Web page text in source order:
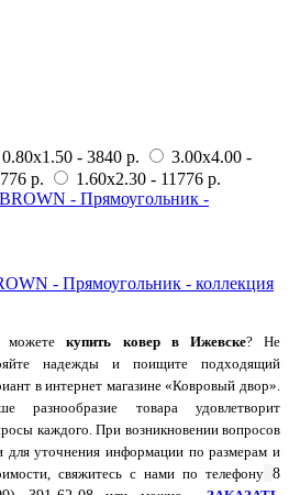
0.80x1.50 - 3840 р.
3.00x4.00 -
р. 1.60x2.30 - 11776 р.
- Прямоугольник - коллекция
можетекупить ковер в Ижевске? Не
надежды и поищите подходящий
в интернет магазине «Ковровый двор».
разнообразие товара удовлетворит
каждого. При возникновении вопросов
для уточнения информации по размерам и
свяжитесь с нами по телефону 8